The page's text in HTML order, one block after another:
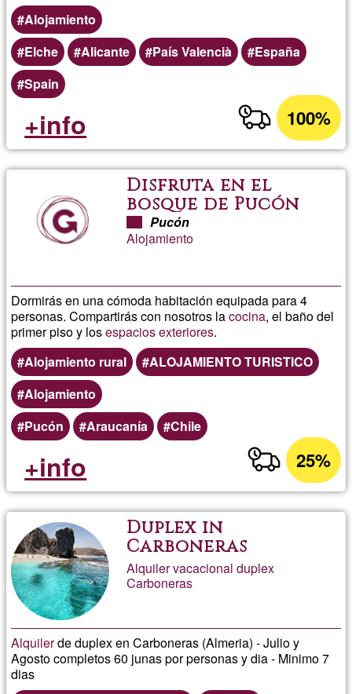
Alojamiento
Elche
Alicante País Valencià
España
Spain
100%
+info
Disfruta en el
bosque de Pucón
Pucón
Alojamiento
Dormirás en una cómoda habitación equipada para 4
personas. Compartirás con nosotros lacocina, el baño del
primer piso y losespacios exteriores.
Alojamiento rural
ALOJAMIENTO TURISTICO
Alojamiento
Pucón
Araucanía Chile
25%
+info
Duplex in
Carboneras
Alquiler vacacional duplex
Carboneras
Alquilerde duplex en Carboneras (Almeria) - Julio y
Agosto completos 60 junas por personas y dia - Minimo 7
dias